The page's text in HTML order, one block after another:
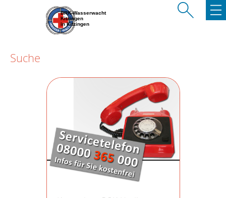
BRK-Wasserwacht
Kitzingen
in Kitzingen
Suche